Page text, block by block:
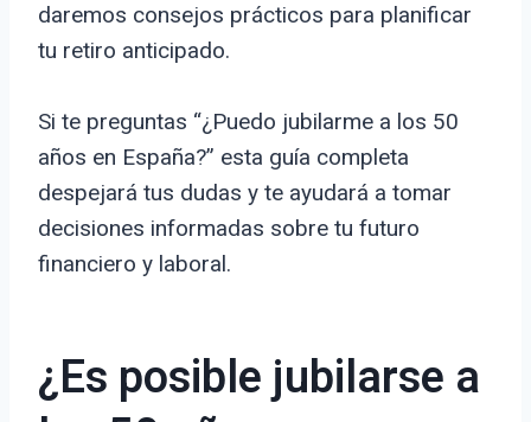
daremos consejos prácticos para planificar
tu retiro anticipado.
Si te preguntas “¿Puedo jubilarme a los 50
años en España?” esta guía completa
despejará tus dudas y te ayudará a tomar
decisiones informadas sobre tu futuro
financiero y laboral.
¿Es posible jubilarse a